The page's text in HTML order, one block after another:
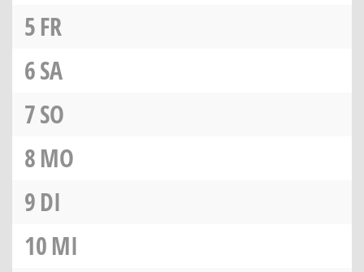
5FR
6SA
7SO
8MO
9DI
10MI